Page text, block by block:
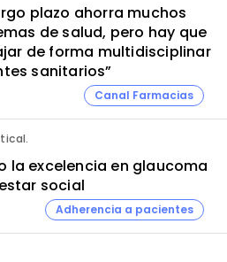
plazo ahorra muchos
de salud, pero hay que
de forma multidisciplinar
sanitarios”
Canal Farmacias
la excelencia en glaucoma
social
Adherencia a pacientes